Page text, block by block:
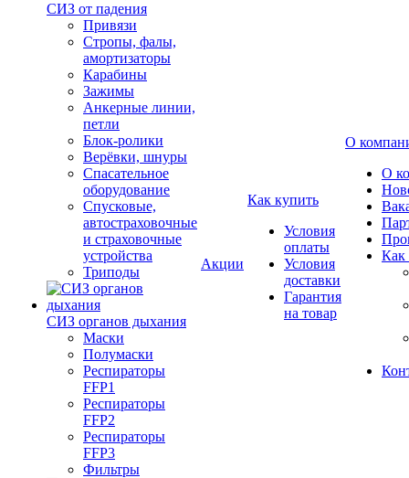
СИЗ от падения
Привязи
Стропы, фалы,
амортизаторы
Карабины
Зажимы
Анкерные линии,
петли
Блок-ролики
Верёвки, шнуры
Спасательное
оборудование
Спусковые,
автостраховочные
и страховочные
устройства
Триподы
СИЗ органов дыхания
Маски
Полумаски
Респираторы
FFP1
Респираторы
FFP2
Респираторы
FFP3
Фильтры
Акции
Как купить
Условия
оплаты
Условия
доставки
Гарантия
на товар
О
О
Как